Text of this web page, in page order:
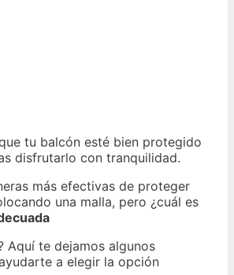
tu balcón esté bien protegido
disfrutarlo con tranquilidad.
más efectivas de proteger
una malla, pero ¿cuál es
Aquí te dejamos algunos
a elegir la opción